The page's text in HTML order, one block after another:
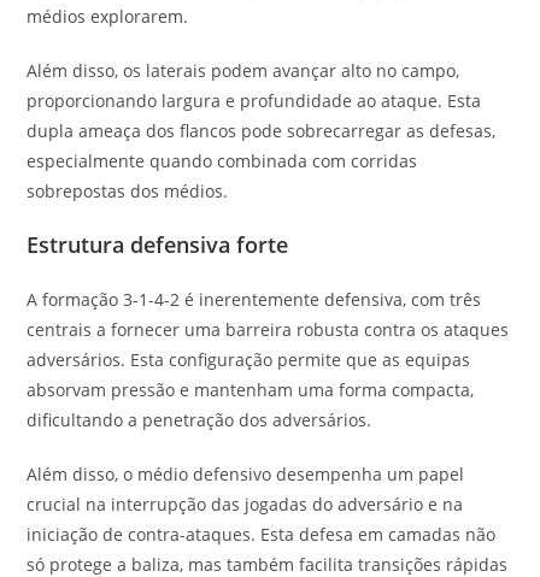
médios explorarem.
Além disso, os laterais podem avançar alto no campo,
proporcionando largura e profundidade ao ataque. Esta
dupla ameaça dos flancos pode sobrecarregar as defesas,
especialmente quando combinada com corridas
sobrepostas dos médios.
Estrutura defensiva forte
A formação 3-1-4-2 é inerentemente defensiva, com três
centrais a fornecer uma barreira robusta contra os ataques
adversários. Esta configuração permite que as equipas
absorvam pressão e mantenham uma forma compacta,
dificultando a penetração dos adversários.
Além disso, o médio defensivo desempenha um papel
crucial na interrupção das jogadas do adversário e na
iniciação de contra-ataques. Esta defesa em camadas não
só protege a baliza, mas também facilita transições rápidas